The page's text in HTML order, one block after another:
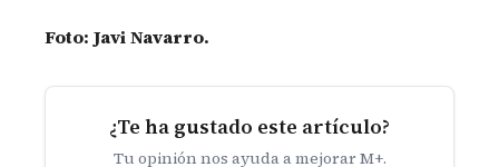
Foto: Javi Navarro.
¿Te ha gustado este artículo?
Tu opinión nos ayuda a mejorar M+.